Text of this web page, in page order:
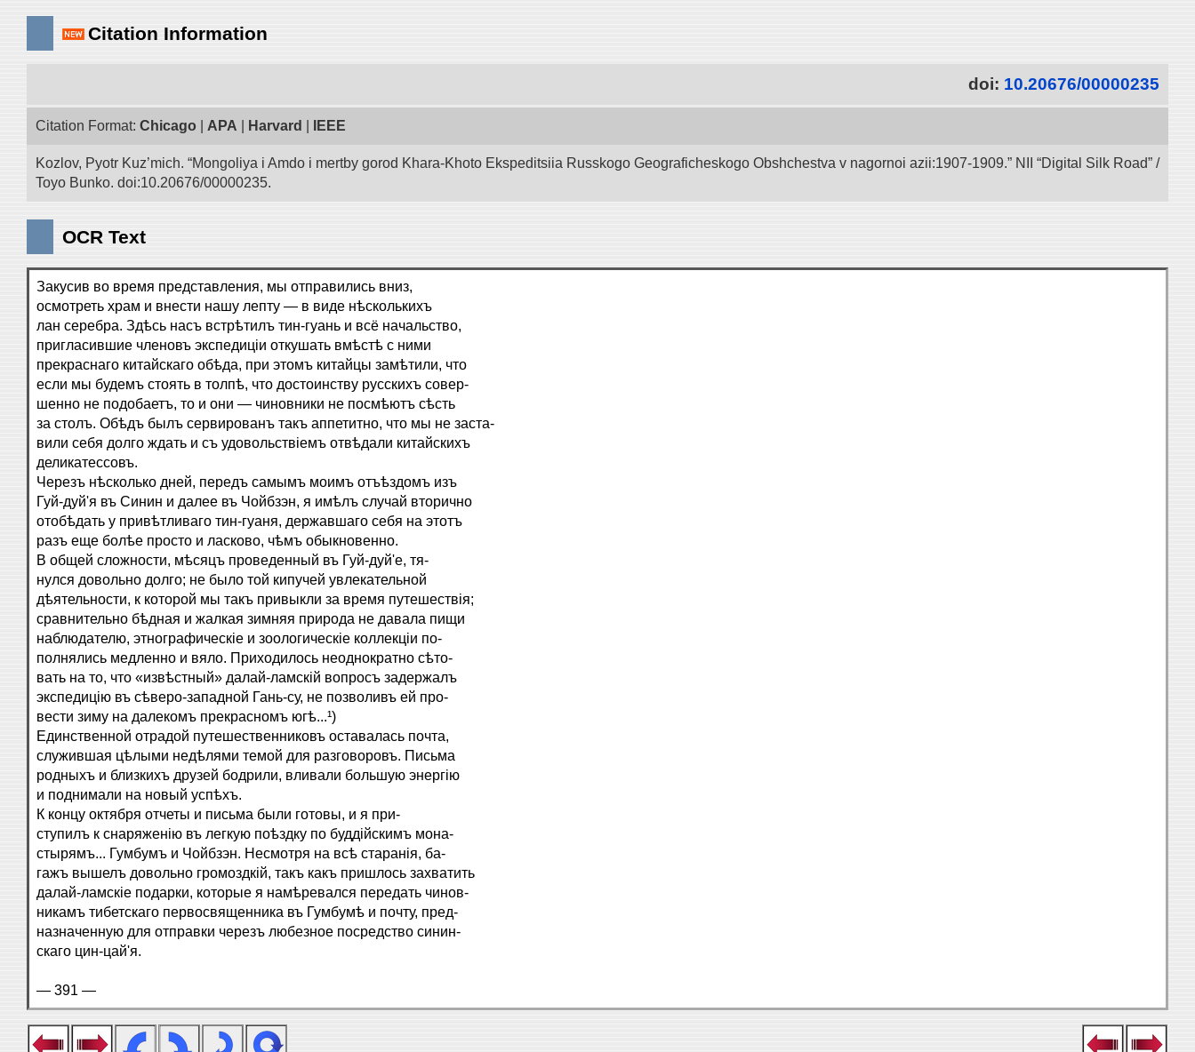
Citation Information
doi: 10.20676/00000235
Citation Format: Chicago APA Harvard IEEE
Kozlov, Pyotr Kuz’mich. “Mongoliya i Amdo i mertby gorod Khara-Khoto Ekspeditsiia Russkogo Geograficheskogo Obshchestva v nagornoi azii:1907-1909.” NII “Digital Silk Road” /
Toyo Bunko. doi:10.20676/00000235.
OCR Text
Закусив во время представления, мы отправились вниз,
осмотреть храм и внести нашу лепту — в виде нѣсколькихъ
лан серебра. Здѣсь насъ встрѣтилъ тин-гуань и всё начальство,
пригласившие членовъ экспедиціи откушать вмѣстѣ с ними
прекраснаго китайскаго обѣда, при этомъ китайцы замѣтили, что
если мы будемъ стоять в толпѣ, что достоинству русскихъ совер-
шенно не подобаетъ, то и они — чиновники не посмѣютъ сѣсть
за столъ. Обѣдъ былъ сервированъ такъ аппетитно, что мы не заста-
вили себя долго ждать и съ удовольствіемъ отвѣдали китайскихъ
деликатессовъ.
Черезъ нѣсколько дней, передъ самымъ моимъ отъѣздомъ изъ
Гуй-дуй'я въ Синин и далее въ Чойбзэн, я имѣлъ случай вторично
отобѣдать у привѣтливаго тин-гуаня, державшаго себя на этотъ
разъ еще болѣе просто и ласково, чѣмъ обыкновенно.
В общей сложности, мѣсяцъ проведенный въ Гуй-дуй'е, тя-
нулся довольно долго; не было той кипучей увлекательной
дѣятельности, к которой мы такъ привыкли за время путешествія;
сравнительно бѣдная и жалкая зимняя природа не давала пищи
наблюдателю, этнографическіе и зоологическіе коллекціи по-
полнялись медленно и вяло. Приходилось неоднократно сѣто-
вать на то, что «извѣстный» далай-ламскій вопросъ задержалъ
экспедицію въ сѣверо-западной Гань-су, не позволивъ ей про-
вести зиму на далекомъ прекрасномъ югѣ...¹)
Единственной отрадой путешественниковъ оставалась почта,
служившая цѣлыми недѣлями темой для разговоровъ. Письма
родныхъ и близкихъ друзей бодрили, вливали большую энергію
и поднимали на новый успѣхъ.
К концу октября отчеты и письма были готовы, и я при-
ступилъ к снаряженію въ легкую поѣздку по буддійскимъ мона-
стырямъ... Гумбумъ и Чойбзэн. Несмотря на всѣ старанія, ба-
гажъ вышелъ довольно громоздкій, такъ какъ пришлось захватить
далай-ламскіе подарки, которые я намѣревался передать чинов-
никамъ тибетскаго первосвященника въ Гумбумѣ и почту, пред-
назначенную для отправки черезъ любезное посредство синин-
скаго цин-цай'я.
— 391 —